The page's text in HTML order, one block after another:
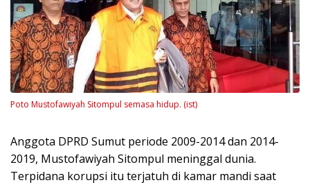
Poto Mustofawiyah Sitompul semasa hidup. (ist)
Anggota DPRD Sumut periode 2009-2014 dan 2014-
2019, Mustofawiyah Sitompul meninggal dunia.
Terpidana korupsi itu terjatuh di kamar mandi saat